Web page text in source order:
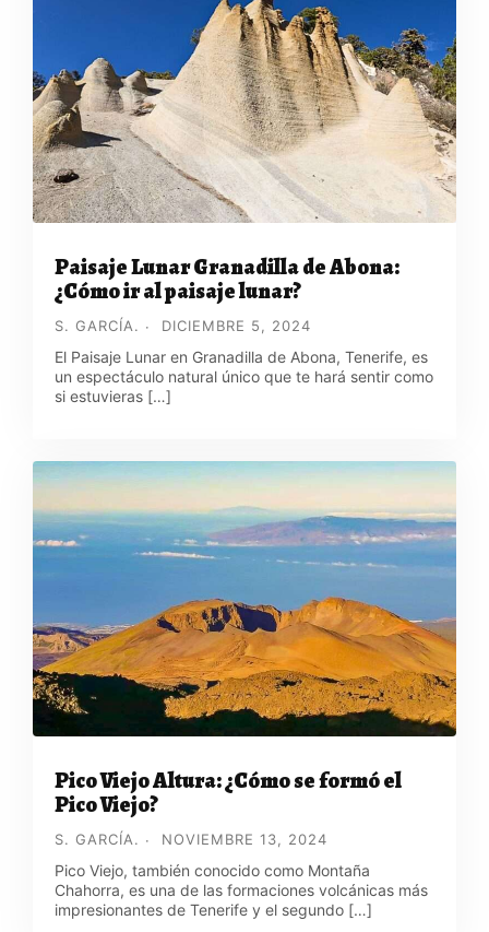
Paisaje Lunar Granadilla de Abona:
¿Cómo ir al paisaje lunar?
S. GARCÍA. DICIEMBRE 5, 2024
El Paisaje Lunar en Granadilla de Abona, Tenerife, es
un espectáculo natural único que te hará sentir como
si estuvieras […]
Pico Viejo Altura: ¿Cómo se formó el
Pico Viejo?
S. GARCÍA. NOVIEMBRE 13, 2024
Pico Viejo, también conocido como Montaña
Chahorra, es una de las formaciones volcánicas más
impresionantes de Tenerife y el segundo […]